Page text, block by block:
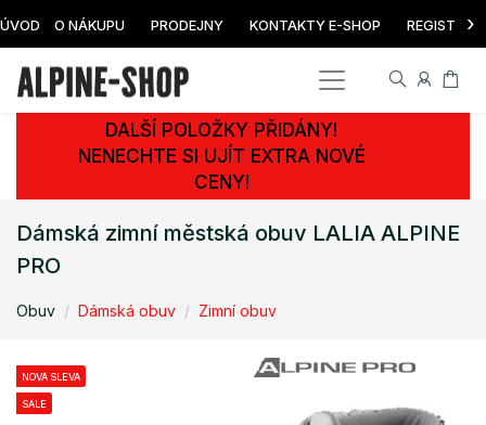
ÚVOD O NÁKUPU PRODEJNY KONTAKTY E-SHOP ›
DALŠÍ POLOŽKY PŘIDÁNY!
NENECHTE SI UJÍT EXTRA NOVÉ
CENY!
Dámská zimní městská obuv LALIA ALPINE
PRO
Obuv Dámská obuv Zimní obuv
NOVÁ SLEVA
SALE